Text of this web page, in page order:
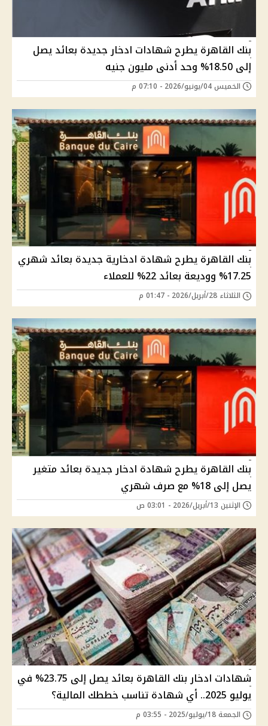
بنك القاهرة يطرح شهادات ادخار جديدة بعائد يصل
إلى 18.50% وحد أدنى مليون جنيه
الخميس 04/يونيو/2026 - 07:10 م
بنك القاهرة يطرح شهادة ادخارية جديدة بعائد شهري
17.25% ووديعة بعائد 22% للعملاء
الثلاثاء 28/أبريل/2026 - 01:47 م
بنك القاهرة يطرح شهادة ادخار جديدة بعائد متغير
يصل إلى 18% مع صرف شهري
الإثنين 13/أبريل/2026 - 03:01 ص
شهادات ادخار بنك القاهرة بعائد يصل إلى 23.75% في
يوليو 2025.. أي شهادة تناسب خططك المالية؟
الجمعة 18/يوليو/2025 - 03:55 م